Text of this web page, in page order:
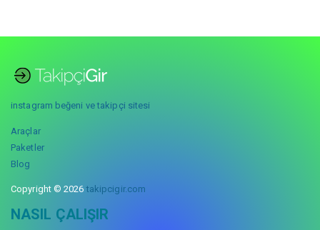
instagram beğeni ve takipçi sitesi
Araçlar
Paketler
Blog
Copyright © 2026 takipcigir.com
NASIL ÇALIŞIR